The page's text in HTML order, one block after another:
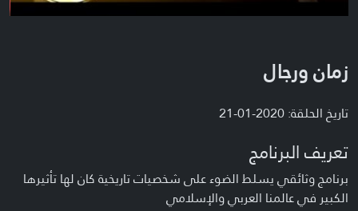
زمان ورجال
تاريخ الحلقة: 2020-01-21
تعريف البرنامج
برنامج وثائقي يسلط الضوء على شخصيات تاريخية كان لها تأثيرها
الكبير في عالمنا العربي والإسلامي